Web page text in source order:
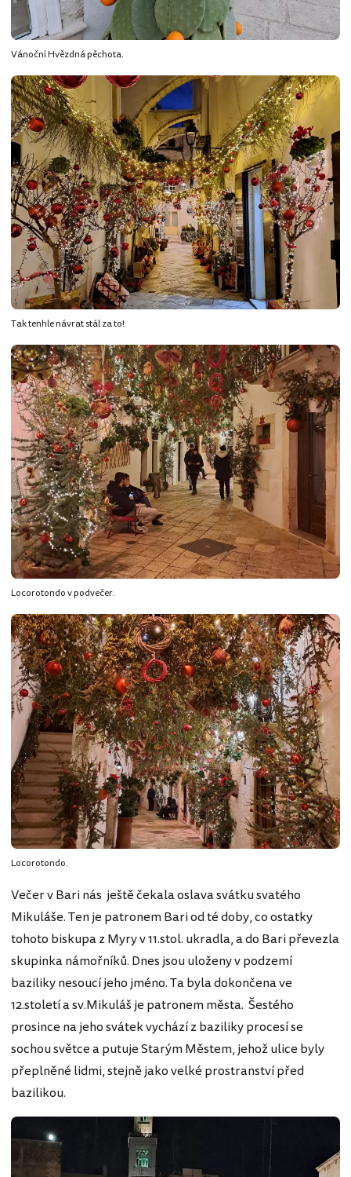
Vánoční Hvězdná pěchota.
Tak tenhle návrat stál za to!
Locorotondo v podvečer.
Locorotondo.
Večer v Bari nás ještě čekala oslava svátku svatého
Mikuláše. Ten je patronem Bari od té doby, co ostatky
tohoto biskupa z Myry v 11.stol. ukradla, a do Bari převezla
skupinka námořníků. Dnes jsou uloženy v podzemí
baziliky nesoucí jeho jméno. Ta byla dokončena ve
12.století a sv.Mikuláš je patronem města. Šestého
prosince na jeho svátek vychází z baziliky procesí se
sochou světce a putuje Starým Městem, jehož ulice byly
přeplněné lidmi, stejně jako velké prostranství před
bazilikou.